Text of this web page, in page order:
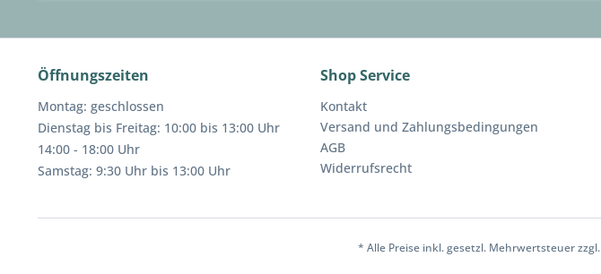
Öffnungszeiten
Montag: geschlossen
Dienstag bis Freitag: 10:00 bis 13:00 Uhr
14:00 - 18:00 Uhr
Samstag: 9:30 Uhr bis 13:00 Uhr
Shop Service
Kontakt
Versand und Zahlungsbedingungen
AGB
Widerrufsrecht
* Alle Preise inkl. gesetzl. Mehrwertsteuer zzgl.